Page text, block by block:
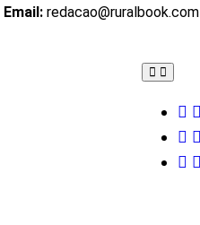
Email: redacao@ruralbook.com